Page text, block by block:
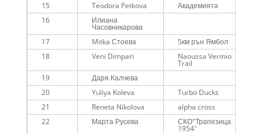
15 Teodora Petkova Академията
16
Илиана
Часовникарова
17 Mitka Стоева 5км рън Ямбол
18
Veni Dimpari Naoussa Vermio
Trail
19
Даря Калчева
20
Yuliya Koleva Turbo Ducks
21
Reneta Nikolova alpha cross
22
Марта Русева СКО"Трапезица
1954"